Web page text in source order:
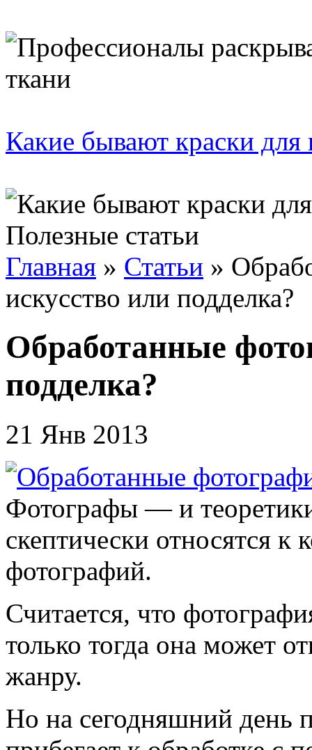
Какие бывают краски для
Полезные статьи
Главная » Статьи »
искусство или подделка?
Обработанные
подделка?
21 Янв 2013
Фотографы — и
скептически относятся к
фотографий.
Считается, что
только тогда она может
жанру.
Но на сегодняшний день